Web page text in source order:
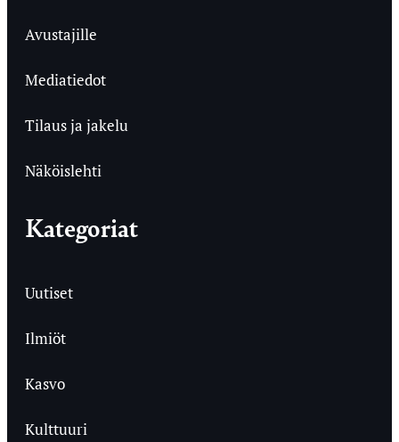
Avustajille
Mediatiedot
Tilaus ja jakelu
Näköislehti
Kategoriat
Uutiset
Ilmiöt
Kasvo
Kulttuuri